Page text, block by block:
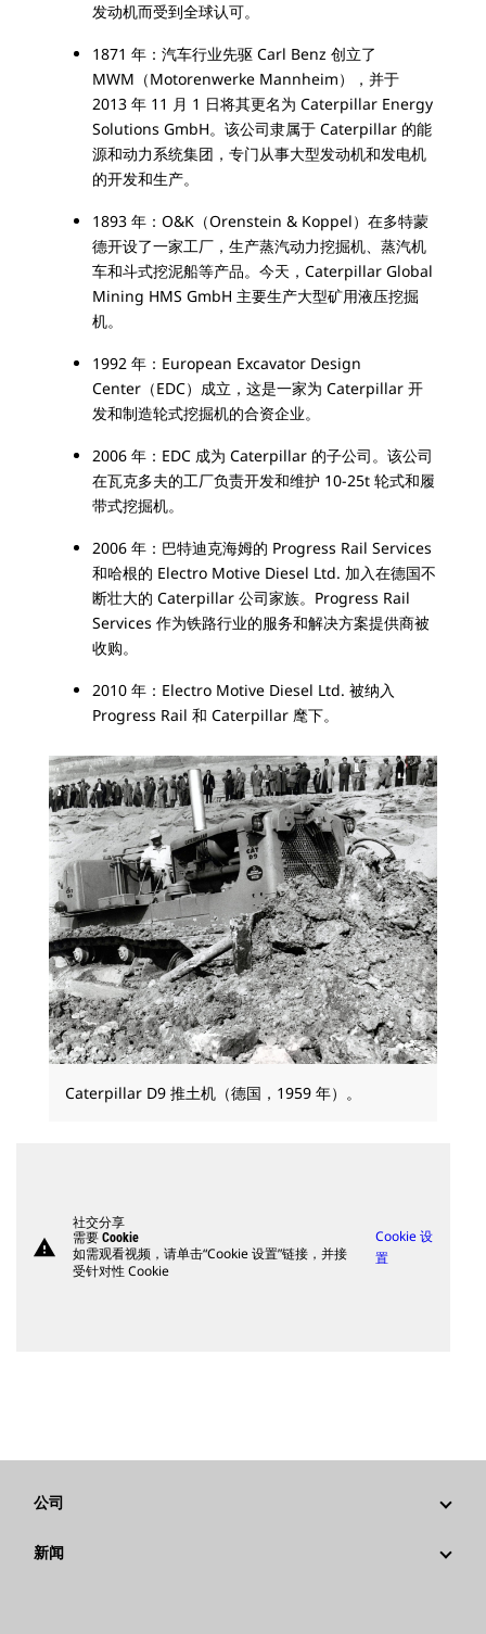
发动机而受到全球认可。
1871 年：汽车行业先驱 Carl Benz 创立了
MWM（Motorenwerke Mannheim），并于
2013 年 11 月 1 日将其更名为 Caterpillar Energy
Solutions GmbH。该公司隶属于 Caterpillar 的能
源和动力系统集团，专门从事大型发动机和发电机
的开发和生产。
1893 年：O&K（Orenstein & Koppel）在多特蒙
德开设了一家工厂，生产蒸汽动力挖掘机、蒸汽机
车和斗式挖泥船等产品。今天，Caterpillar Global
Mining HMS GmbH 主要生产大型矿用液压挖掘
机。
1992 年：European Excavator Design
Center（EDC）成立，这是一家为 Caterpillar 开
发和制造轮式挖掘机的合资企业。
2006 年：EDC 成为 Caterpillar 的子公司。该公司
在瓦克多夫的工厂负责开发和维护 10-25t 轮式和履
带式挖掘机。
2006 年：巴特迪克海姆的 Progress Rail Services
和哈根的 Electro Motive Diesel Ltd. 加入在德国不
断壮大的 Caterpillar 公司家族。Progress Rail
Services 作为铁路行业的服务和解决方案提供商被
收购。
2010 年：Electro Motive Diesel Ltd. 被纳入
Progress Rail 和 Caterpillar 麾下。
Caterpillar D9 推土机（德国，1959 年）。
warning
社交分享
需要 Cookie
如需观看视频，请单击“Cookie 设置”链接，并接
受针对性 Cookie
Cookie 设
置
公司
战略
新闻